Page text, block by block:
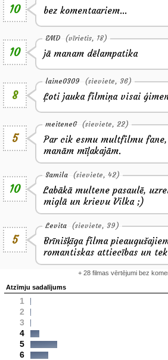
10 bez komentaariem...
10
EMD (vīrietis, 18)
jā manam dēlampatika
8
laine0309 (sieviete, 36)
Ļoti jauka filmiņa visai
5
meiteneG (sieviete, 22)
Par cik esmu multfilmu
manām mīļakajām.
10
Samila (sieviete, 42)
Labākā multene pasaulē,
miglā un krievu Vilka ;)
5
Levita (sieviete, 39)
Brīnišķīga filma
romantiskas attiecības un
+ 28 filmas vērtējumi bez
Atzīmju sadalījums
1
2
3
4
5
6